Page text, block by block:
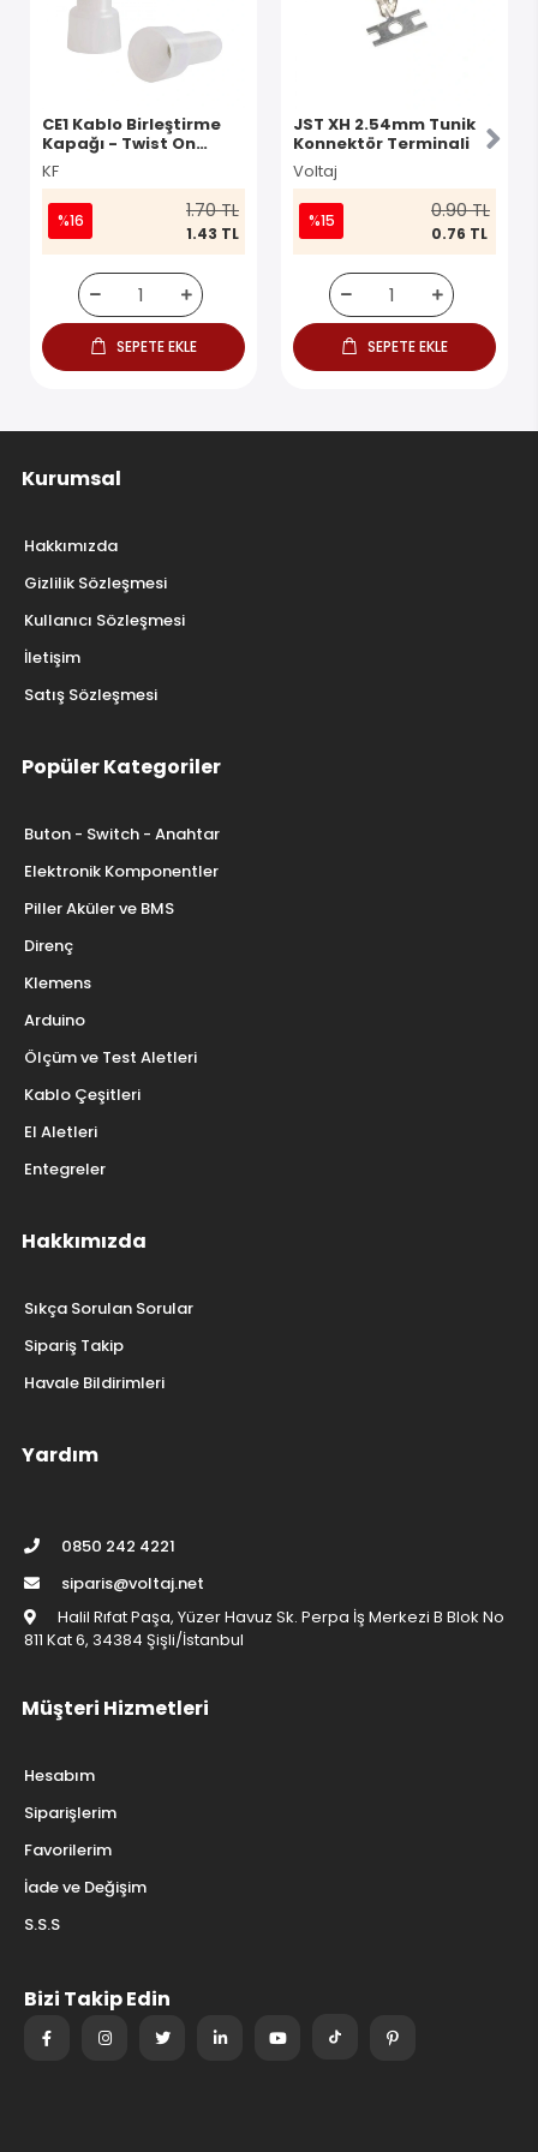
CE1 Kablo Birleştirme
Kapağı - Twist On
Konnektör
KF
%16 1.70 TL
1.43 TL
SEPETE EKLE
JST XH 2.54mm Tunik
Konnektör Terminali
Voltaj
%15 0.90 TL
0.76 TL
SEPETE EKLE
Kurumsal
Hakkımızda
Gizlilik Sözleşmesi
Kullanıcı Sözleşmesi
İletişim
Satış Sözleşmesi
Popüler Kategoriler
Buton - Switch - Anahtar
Elektronik Komponentler
Piller Aküler ve BMS
Direnç
Klemens
Arduino
Ölçüm ve Test Aletleri
Kablo Çeşitleri
El Aletleri
Entegreler
Hakkımızda
Sıkça Sorulan Sorular
Sipariş Takip
Havale Bildirimleri
Yardım
0850 242 4221
siparis@voltaj.net
Halil Rıfat Paşa, Yüzer Havuz Sk. Perpa İş Merkezi B Blok No
811 Kat 6, 34384 Şişli/İstanbul
Müşteri Hizmetleri
Hesabım
Siparişlerim
Favorilerim
İade ve Değişim
S.S.S
Bizi Takip Edin